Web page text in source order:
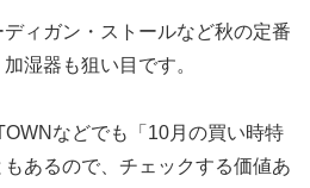
ィガン・ストールなど秋の定番
湿器も狙い目です。
などでも「10月の買い時特
あるので、チェックする価値あ